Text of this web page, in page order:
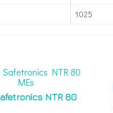
1025
NTR 80